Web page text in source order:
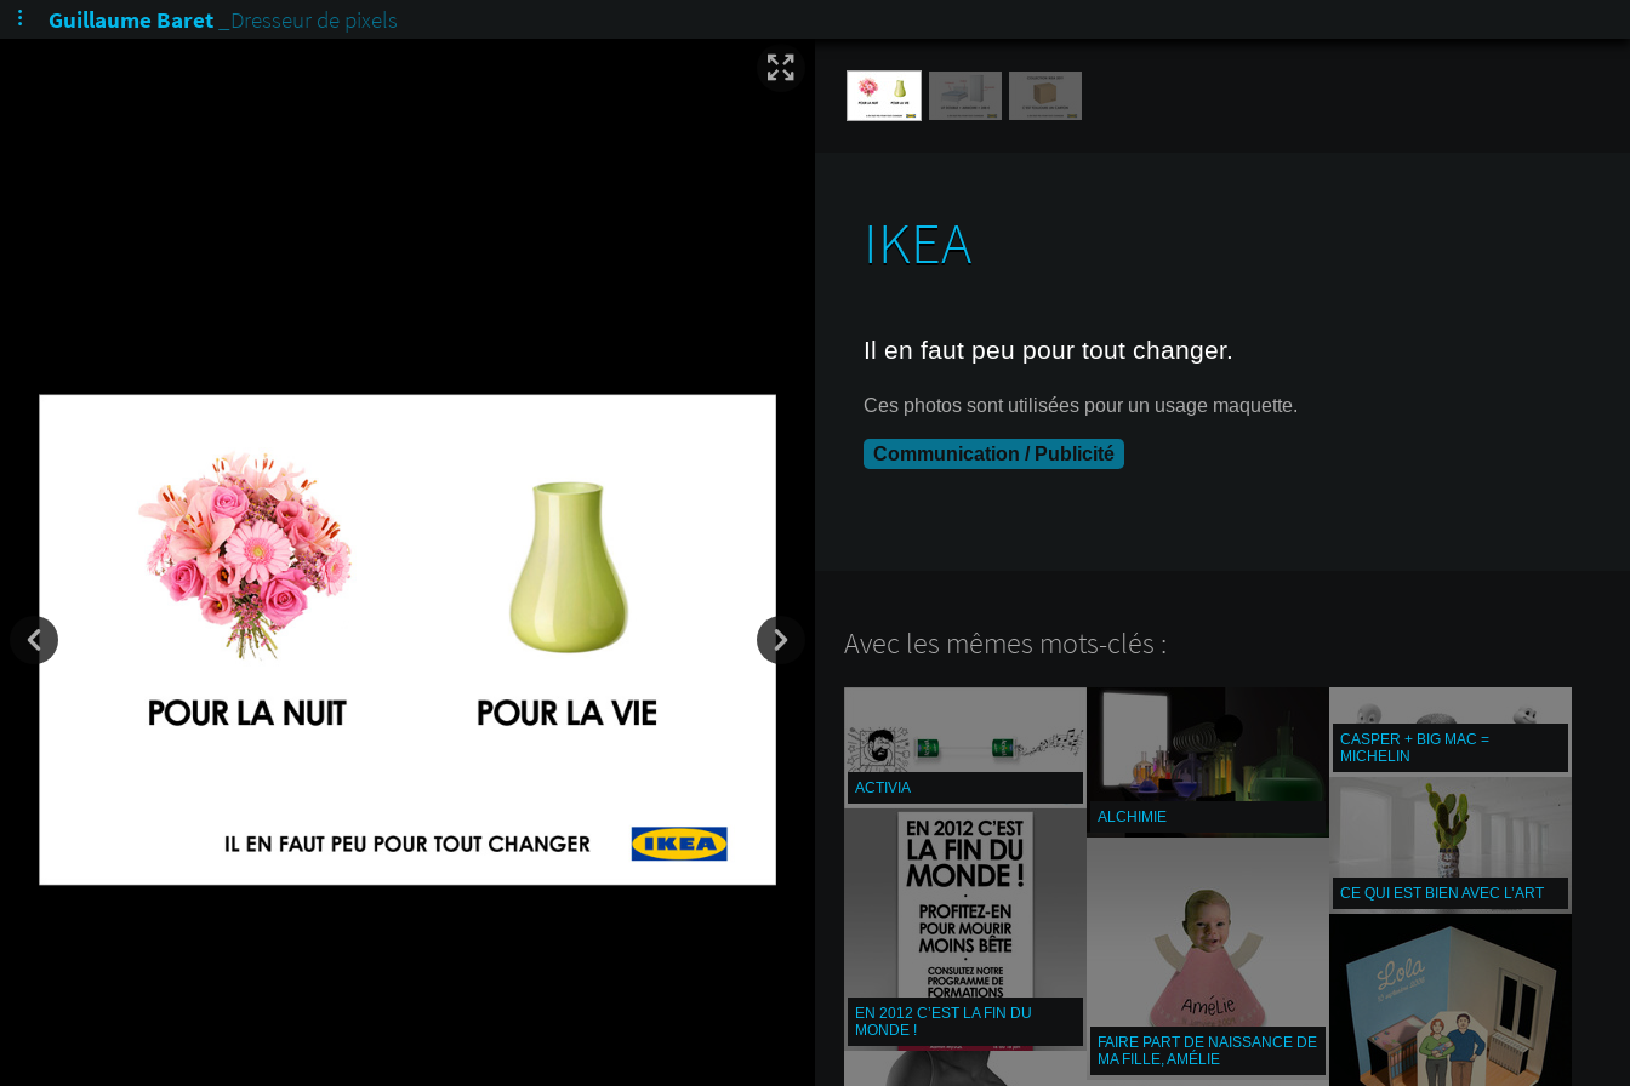
Guillaume Baret _Dresseur de pixels
IKEA
Il en faut peu pour tout changer.
Ces photos sont utilisées pour un usage maquette.
Communication / Publicité
Avec les mêmes mots-clés :
ACTIVIA
ALCHIMIE
CASPER + BIG MAC =
MICHELIN
CE QUI EST BIEN AVEC L’ART
EN 2012 C’EST LA FIN DU
MONDE !
FAIRE PART DE NAISSANCE DE
MA FILLE, AMÉLIE